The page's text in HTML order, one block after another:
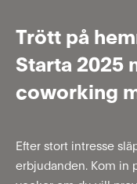
Trött på
Starta 2025
coworking
Efter stort intresse
erbjudanden. Kom in